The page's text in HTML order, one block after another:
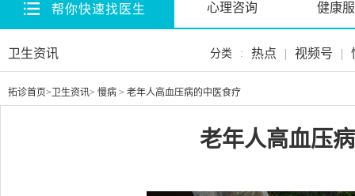
帮你快速找医生 心理咨询 健康
卫生资讯 分类 : 热点 | 视频号 |
拓诊首页> 卫生资讯> 慢病 > 老年人高血压病的中医食疗
老年人高血压